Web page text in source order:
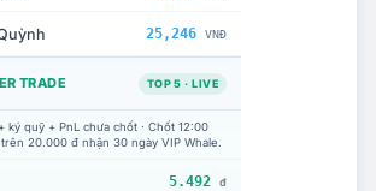
25,246 VNĐ
TRADE TOP 5 · LIVE
ký quỹ + PnL chưa chốt · Chốt 12:00
20.000 đ nhận 30 ngày VIP Whale.
5.492 đ